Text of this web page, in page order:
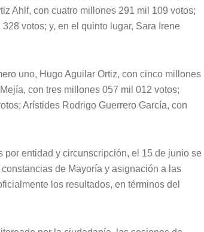
Ahlf, con cuatro millones 291 mil 109 votos;
votos; y, en el quinto lugar, Sara Irene
uno, Hugo Aguilar Ortiz, con cinco millones
con tres millones 057 mil 012 votos;
Arístides Rodrigo Guerrero García, con
por entidad y circunscripción, el 15 de junio se
de Mayoría y asignación a las
los resultados, en términos del